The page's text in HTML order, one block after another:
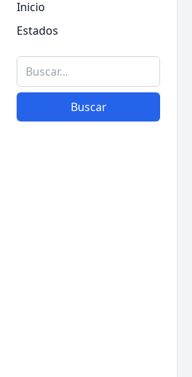
Inicio
Estados
Buscar